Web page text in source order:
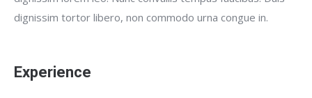
dignissim tortor libero, non commodo urna congue in.
Experience